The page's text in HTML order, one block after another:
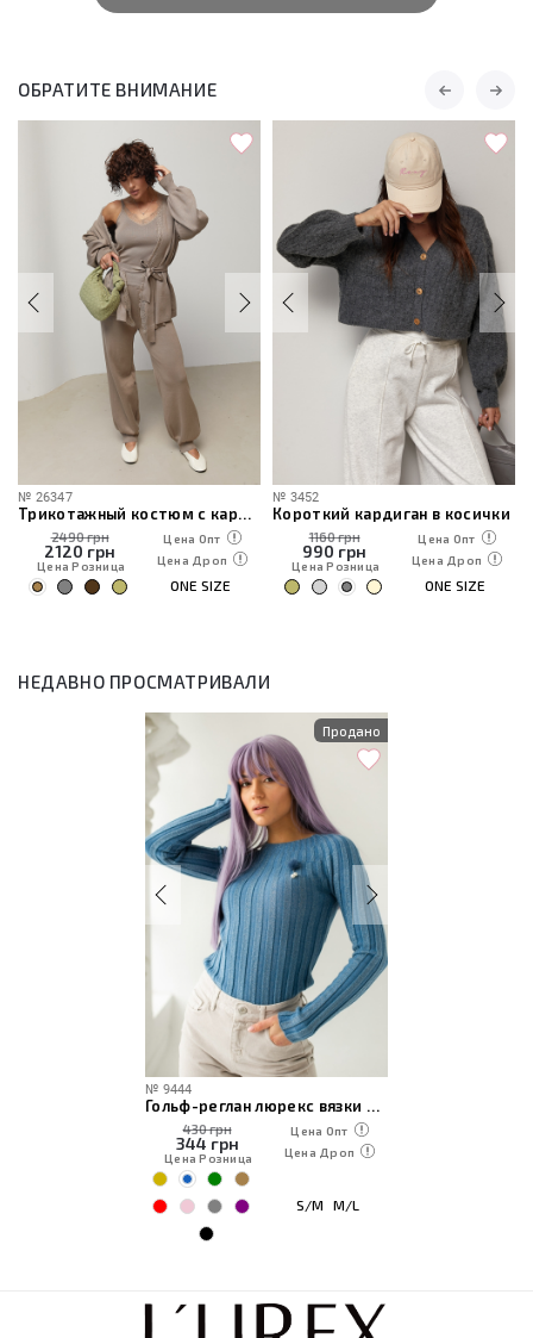
ОБРАТИТЕ ВНИМАНИЕ
№ 26347
Трикотажный костюм с кардиганом, топом и брюками
2490 грн
2120 грн
Цена Розница
Цена Опт
Цена Дроп
ONE SIZE
№ 3452
Короткий кардиган в косички
1160 грн
990 грн
Цена Розница
Цена Опт
Цена Дроп
ONE SIZE
НЕДАВНО ПРОСМАТРИВАЛИ
Продано
№ 9444
Гольф-реглан люрекс вязки лапша с брошью
430 грн
344 грн
Цена Розница
Цена Опт
Цена Дроп
S/M M/L